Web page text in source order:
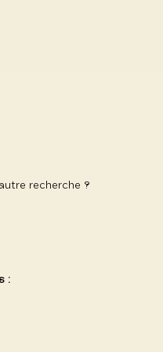
recherche ?
: